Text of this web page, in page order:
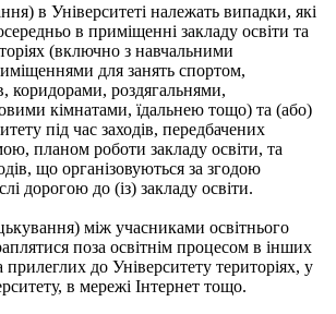
в Університеті належать випадки, які
в приміщенні закладу освіти та
(включно з навчальними
для занять спортом,
коридорами, роздягальнями,
кімнатами, їдальнею тощо) та (або)
під час заходів, передбачених
планом роботи закладу освіти, та
що організовуються за згодою
дорогою до (із) закладу освіти.
між учасниками освітнього
поза освітнім процесом в інших
прилеглих до Університету територіях, у
в мережі Інтернет тощо.